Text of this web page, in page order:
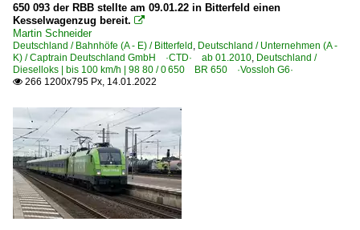
650 093 der RBB stellte am 09.01.22 in Bitterfeld einen
Kesselwagenzug bereit. 
Martin Schneider
Deutschland / Bahnhöfe (A - E) / Bitterfeld Deutschland / Unternehmen (A -
K) / Captrain Deutschland GmbH ·CTD· ab 01.2010 Deutschland /
Dieselloks | bis 100 km/h | 98 80 / 0 650 BR 650 ·Vossloh G6·
 266 1200x795 Px, 14.01.2022